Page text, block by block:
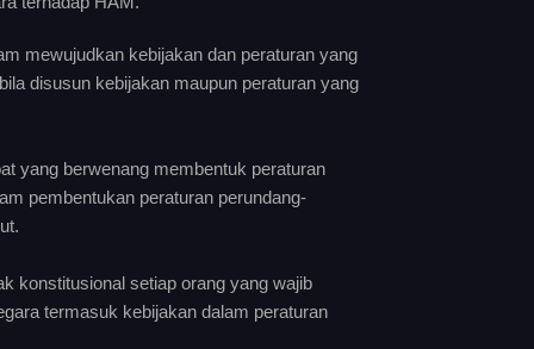
mewujudkan kebijakan dan peraturan yang
disusun kebijakan maupun peraturan yang
yang berwenang membentuk peraturan
pembentukan peraturan perundang-
konstitusional setiap orang yang wajib
termasuk kebijakan dalam peraturan